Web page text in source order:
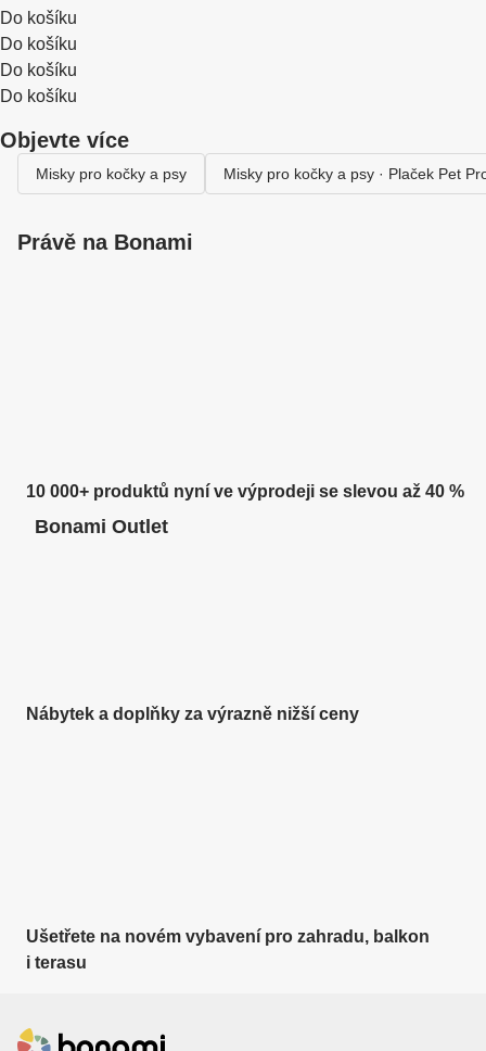
Do košíku
Do košíku
Do košíku
Do košíku
Objevte více
Misky pro kočky a psy Misky pro kočky a psy · Plaček Pet
Právě na Bonami
10 000+ produktů nyní ve výprodeji se slevou až 40 %
Bonami Outlet
Nábytek a doplňky za výrazně nižší ceny
Ušetřete na novém vybavení pro zahradu, balkon
i terasu